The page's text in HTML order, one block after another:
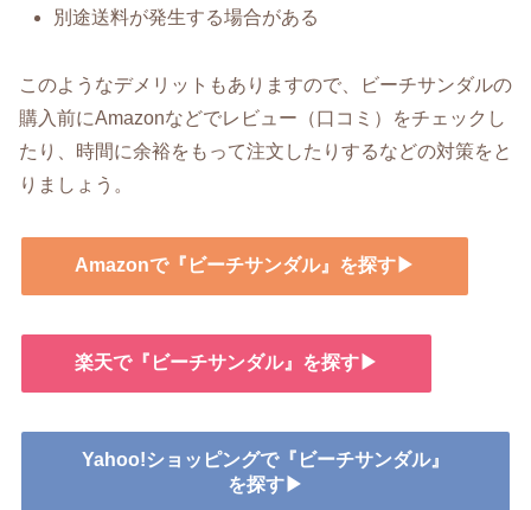
別途送料が発生する場合がある
このようなデメリットもありますので、ビーチサンダルの
購入前にAmazonなどでレビュー（口コミ）をチェックし
たり、時間に余裕をもって注文したりするなどの対策をと
りましょう。
Amazonで『ビーチサンダル』を探す▶
楽天で『ビーチサンダル』を探す▶
Yahoo!ショッピングで『ビーチサンダル』
を探す▶